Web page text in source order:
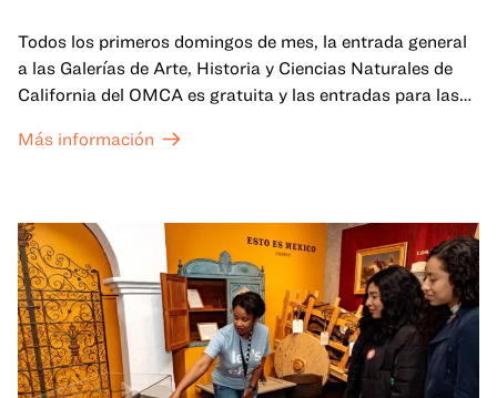
Todos los primeros domingos de mes, la entrada general
a las Galerías de Arte, Historia y Ciencias Naturales de
California del OMCA es gratuita y las entradas para las
a un precio reducido de 6 $.
Más información